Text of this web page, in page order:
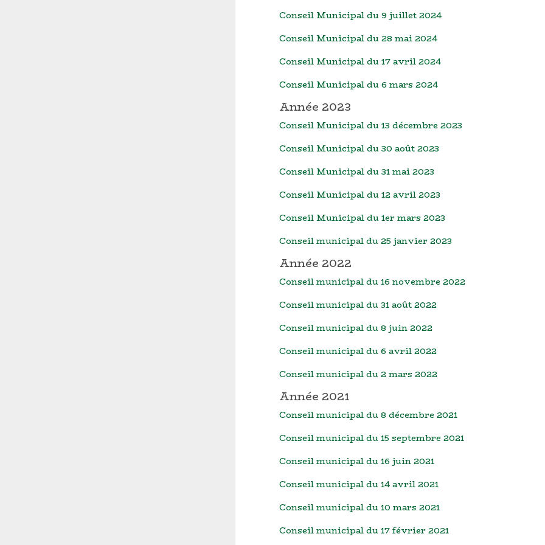
Conseil Municipal du 9 juillet 2024
Conseil Municipal du 28 mai 2024
Conseil Municipal du 17 avril 2024
Conseil Municipal du 6 mars 2024
Année 2023
Conseil Municipal du 13 décembre 2023
Conseil Municipal du 30 août 2023
Conseil Municipal du 31 mai 2023
Conseil Municipal du 12 avril 2023
Conseil Municipal du 1er mars 2023
Conseil municipal du 25 janvier 2023
Année 2022
Conseil municipal du 16 novembre 2022
Conseil municipal du 31 août 2022
Conseil municipal du 8 juin 2022
Conseil municipal du 6 avril 2022
Conseil municipal du 2 mars 2022
Année 2021
Conseil municipal du 8 décembre 2021
Conseil municipal du 15 septembre 2021
Conseil municipal du 16 juin 2021
Conseil municipal du 14 avril 2021
Conseil municipal du 10 mars 2021
Conseil municipal du 17 février 2021